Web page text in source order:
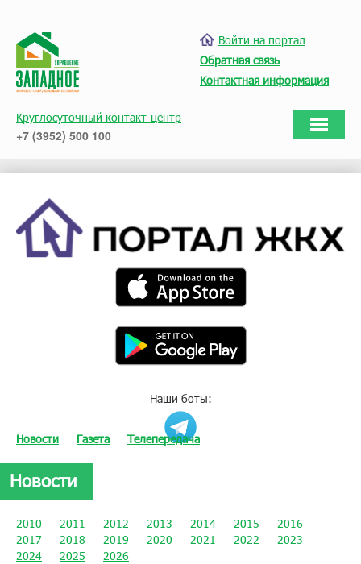
Войти на портал
Обратная связь
Контактная информация
Круглосуточный контакт-центр
+7 (3952) 500 100
Наши боты:
Новости Газета Телепередача
Новости
2010 2011 2012 2013 2014 2015
2016
2017
2018 2019 2020 2021 2022
2023
2024
2025 2026